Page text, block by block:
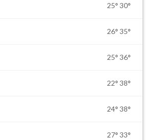
25° 30°
26° 35°
25° 36°
22° 38°
24° 38°
27° 33°